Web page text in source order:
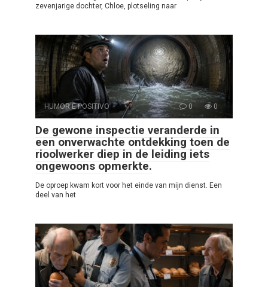
zevenjarige dochter, Chloe, plotseling naar
HUMOR E POSITIVO 0 0
De gewone inspectie veranderde in
een onverwachte ontdekking toen de
rioolwerker diep in de leiding iets
ongewoons opmerkte.
De oproep kwam kort voor het einde van mijn dienst. Een
deel van het